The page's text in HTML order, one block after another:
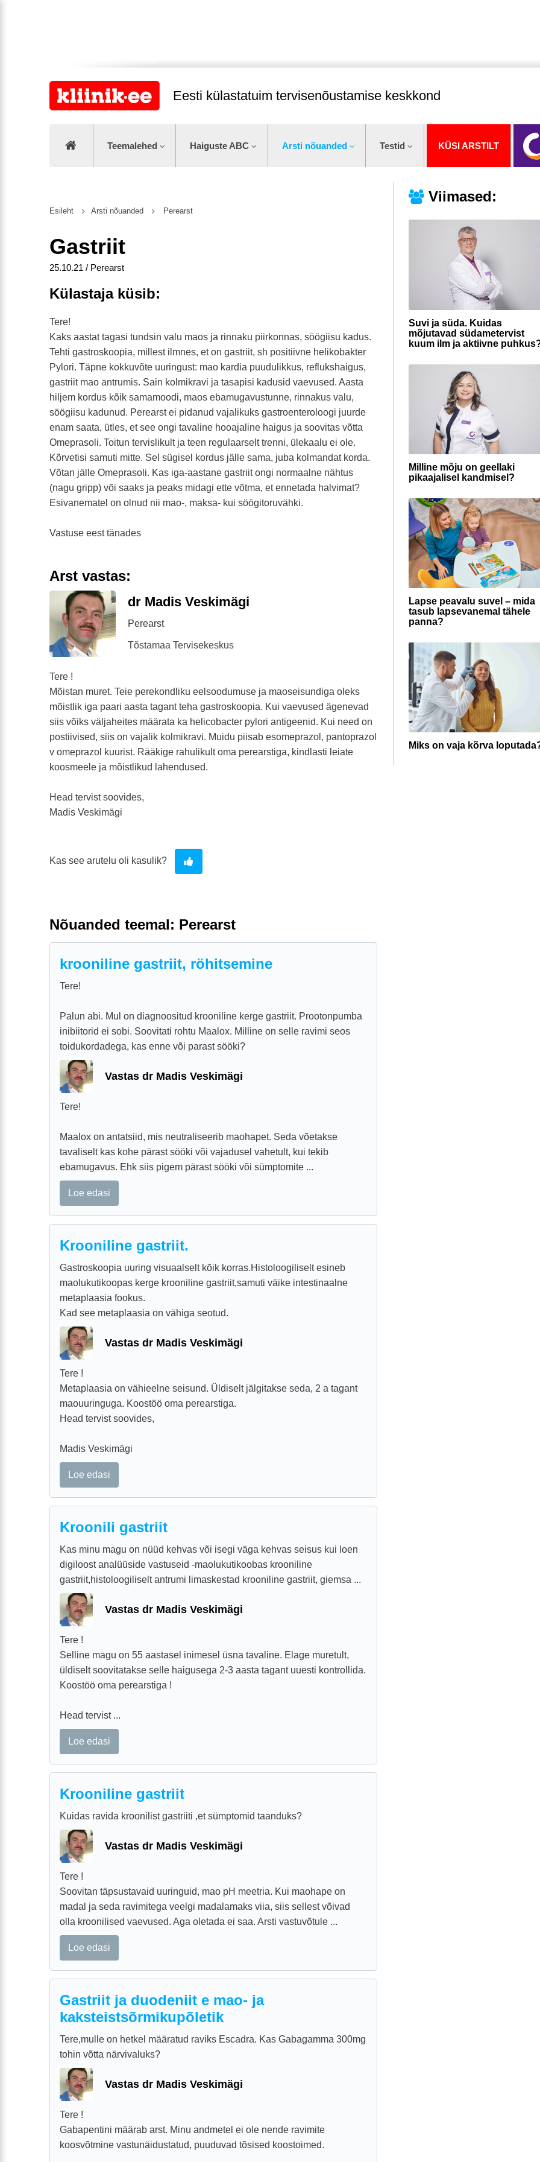
Eesti külastatuim tervisenõustamise keskkond
Teemalehed Haiguste ABC Arsti nõuanded Testid KÜSI ARSTILT
Viimased:
Suvi ja süda. Kuidas
mõjutavad südametervist
kuum ilm ja aktiivne
Milline mõju on geellaki
pikaajalisel kandmisel?
Lapse peavalu suvel – mida
tasub lapsevanemal tähele
panna?
Miks on vaja kõrva
Esileht Arsti nõuanded Perearst
Gastriit
25.10.21 / Perearst
Külastaja küsib:
Tere!
Kaks aastat tagasi tundsin valu maos ja rinnaku piirkonnas, söögiisu kadus.
Tehti gastroskoopia, millest ilmnes, et on gastriit, sh positiivne helikobakter
Pylori. Täpne kokkuvõte uuringust: mao kardia puudulikkus, reflukshaigus,
gastriit mao antrumis. Sain kolmikravi ja tasapisi kadusid vaevused. Aasta
hiljem kordus kõik samamoodi, maos ebamugavustunne, rinnakus valu,
söögiisu kadunud. Perearst ei pidanud vajalikuks gastroenteroloogi juurde
enam saata, ütles, et see ongi tavaline hooajaline haigus ja soovitas võtta
Omeprasoli. Toitun tervislikult ja teen regulaarselt trenni, ülekaalu ei ole.
Kõrvetisi samuti mitte. Sel sügisel kordus jälle sama, juba kolmandat korda.
Võtan jälle Omeprasoli. Kas iga-aastane gastriit ongi normaalne nähtus
(nagu gripp) või saaks ja peaks midagi ette võtma, et ennetada halvimat?
Esivanematel on olnud nii mao-, maksa- kui söögitoruvähki.
Vastuse eest tänades
Arst vastas:
dr Madis Veskimägi
Perearst
Tõstamaa Tervisekeskus
Tere !
Mõistan muret. Teie perekondliku eelsoodumuse ja maoseisundiga oleks
mõistlik iga paari aasta tagant teha gastroskoopia. Kui vaevused ägenevad
siis võiks väljaheites määrata ka helicobacter pylori antigeenid. Kui need on
postiivised, siis on vajalik kolmikravi. Muidu piisab esomeprazol, pantoprazol
v omeprazol kuurist. Rääkige rahulikult oma perearstiga, kindlasti leiate
koosmeele ja mõistlikud lahendused.
Head tervist soovides,
Madis Veskimägi
Kas see arutelu oli kasulik?
Nõuanded teemal: Perearst
krooniline gastriit, röhitsemine
Tere!
Palun abi. Mul on diagnoositud krooniline kerge gastriit. Prootonpumba
inibiitorid ei sobi. Soovitati rohtu Maalox. Milline on selle ravimi seos
toidukordadega, kas enne või parast sööki?
Vastas dr Madis Veskimägi
Tere!
Maalox on antatsiid, mis neutraliseerib maohapet. Seda võetakse
tavaliselt kas kohe pärast sööki või vajadusel vahetult, kui tekib
ebamugavus. Ehk siis pigem pärast sööki või sümptomite ...
Loe edasi
Krooniline gastriit.
Gastroskoopia uuring visuaalselt kõik korras.Histoloogiliselt esineb
maolukutikoopas kerge krooniline gastriit,samuti väike intestinaalne
metaplaasia fookus.
Kad see metaplaasia on vähiga seotud.
Vastas dr Madis Veskimägi
Tere !
Metaplaasia on vähieelne seisund. Üldiselt jälgitakse seda, 2 a tagant
maouuringuga. Koostöö oma perearstiga.
Head tervist soovides,
Madis Veskimägi
Loe edasi
Kroonili gastriit
Kas minu magu on nüüd kehvas või isegi väga kehvas seisus kui loen
digiloost analüüside vastuseid -maolukutikoobas krooniline
gastriit,histoloogiliselt antrumi limaskestad krooniline gastriit, giemsa ...
Vastas dr Madis Veskimägi
Tere !
Selline magu on 55 aastasel inimesel üsna tavaline. Elage muretult,
üldiselt soovitatakse selle haigusega 2-3 aasta tagant uuesti kontrollida.
Koostöö oma perearstiga !
Head tervist ...
Loe edasi
Krooniline gastriit
Kuidas ravida kroonilist gastriiti ,et sümptomid taanduks?
Vastas dr Madis Veskimägi
Tere !
Soovitan täpsustavaid uuringuid, mao pH meetria. Kui maohape on
madal ja seda ravimitega veelgi madalamaks viia, siis sellest võivad
olla kroonilised vaevused. Aga oletada ei saa. Arsti vastuvõtule ...
Loe edasi
Gastriit ja duodeniit e mao- ja
kaksteistsõrmikupõletik
Tere,mulle on hetkel määratud raviks Escadra. Kas Gabagamma 300mg
tohin võtta närvivaluks?
Vastas dr Madis Veskimägi
Tere !
Gabapentini määrab arst. Minu andmetel ei ole nende ravimite
koosvõtmine vastunäidustatud, puuduvad tõsised koostoimed.